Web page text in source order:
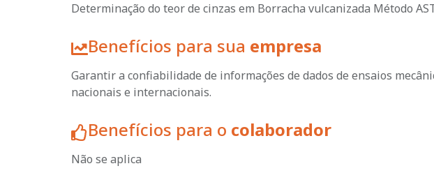
Determinação do teor de cinzas em Borracha vulcanizada Método
Benefícios para sua empresa
Garantir a confiabilidade de informações de dados de ensaios
nacionais e internacionais.
Benefícios para o colaborador
Não se aplica